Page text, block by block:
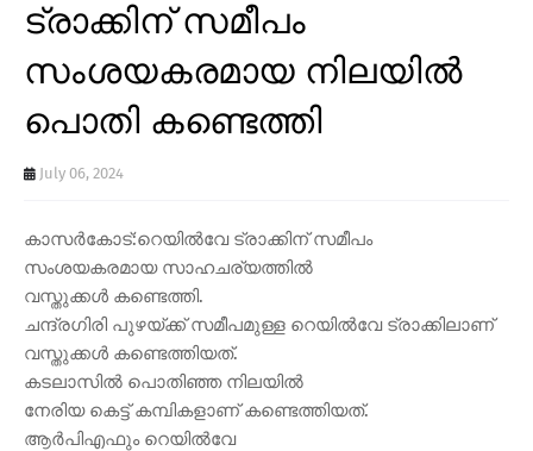
ട്രാക്കിന് സമീപം
സംശയകരമായ നിലയിൽ
പൊതി കണ്ടെത്തി
July 06, 2024
കാസർകോട്:റെയിൽവേ ട്രാക്കിന് സമീപം
സംശയകരമായ സാഹചര്യത്തിൽ
വസ്തുക്കൾ കണ്ടെത്തി.
ചന്ദ്രഗിരി പുഴയ്ക്ക് സമീപമുള്ള റെയിൽവേ ട്രാക്കിലാണ്
വസ്തുക്കൾ കണ്ടെത്തിയത്.
കടലാസിൽ പൊതിഞ്ഞ നിലയിൽ
നേരിയ കെട്ട് കമ്പികളാണ് കണ്ടെത്തിയത്.
ആർപിഎഫും റെയിൽവേ